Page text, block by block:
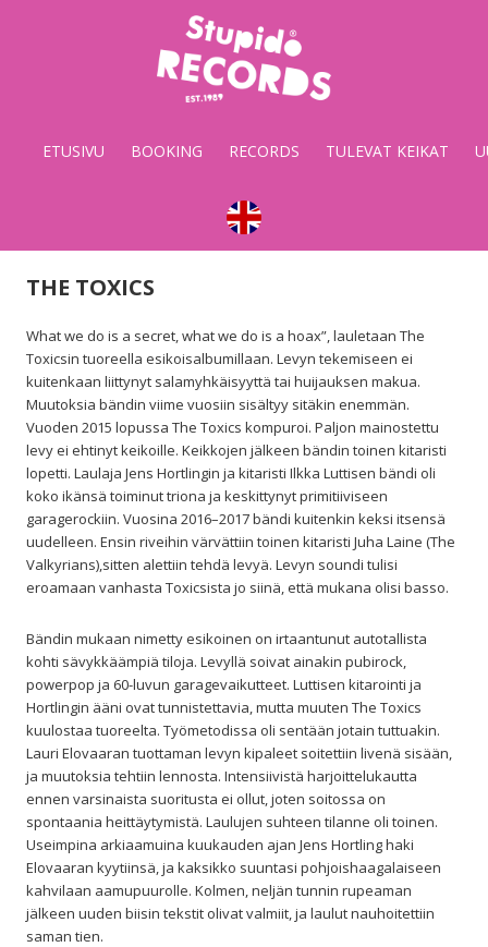
Stupido
Records
&
ETUSIVU BOOKING RECORDS TULEVAT KEIKAT
THE TOXICS
What we do is a secret, what we do is a hoax”, lauletaan The
Toxicsin tuoreella esikoisalbumillaan. Levyn tekemiseen ei
kuitenkaan liittynyt salamyhkäisyyttä tai huijauksen makua.
Muutoksia bändin viime vuosiin sisältyy sitäkin enemmän.
Vuoden 2015 lopussa The Toxics kompuroi. Paljon mainostettu
levy ei ehtinyt keikoille. Keikkojen jälkeen bändin toinen kitaristi
lopetti. Laulaja Jens Hortlingin ja kitaristi Ilkka Luttisen bändi oli
koko ikänsä toiminut triona ja keskittynyt primitiiviseen
garagerockiin. Vuosina 2016–2017 bändi kuitenkin keksi itsensä
uudelleen. Ensin riveihin värvättiin toinen kitaristi Juha Laine (The
Valkyrians),sitten alettiin tehdä levyä. Levyn soundi tulisi
eroamaan vanhasta Toxicsista jo siinä, että mukana olisi basso.
Bändin mukaan nimetty esikoinen on irtaantunut autotallista
kohti sävykkäämpiä tiloja. Levyllä soivat ainakin pubirock,
powerpop ja 60-luvun garagevaikutteet. Luttisen kitarointi ja
Hortlingin ääni ovat tunnistettavia, mutta muuten The Toxics
kuulostaa tuoreelta. Työmetodissa oli sentään jotain tuttuakin.
Lauri Elovaaran tuottaman levyn kipaleet soitettiin livenä sisään,
ja muutoksia tehtiin lennosta. Intensiivistä harjoittelukautta
ennen varsinaista suoritusta ei ollut, joten soitossa on
spontaania heittäytymistä. Laulujen suhteen tilanne oli toinen.
Useimpina arkiaamuina kuukauden ajan Jens Hortling haki
Elovaaran kyytiinsä, ja kaksikko suuntasi pohjoishaagalaiseen
kahvilaan aamupuurolle. Kolmen, neljän tunnin rupeaman
jälkeen uuden biisin tekstit olivat valmiit, ja laulut nauhoitettiin
saman tien.